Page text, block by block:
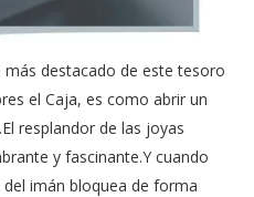
destacado de este tesoro
el Caja, es como abrir un
resplandor de las joyas
y fascinante.Y cuando
imán bloquea de forma